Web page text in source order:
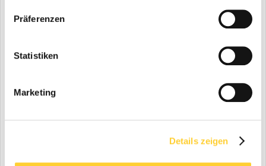
Präferenzen
Statistiken
Marketing
Details zeigen
Lohnbrechgeschäft
Inklusive Siebbox und Rückführband wiegt der Rockster R700S
problemlos mit Alakonas eigenem Tieflader transportiert
werden. Dies schafft große Flexibilität, besonders in Bezug auf
Zudem spart es ihnen Zeit und Geld. „Wir können so viele Arten
von Materialien zerkleinern. Innerhalb von 4 Tagen während
diverse Kunden wie Bauunternehmen, Privatpersonen und
natürlich Kommunen. Man würde vielleicht meinen, dass die
Menschen auf einer Insel proaktiv in der Erforschung,